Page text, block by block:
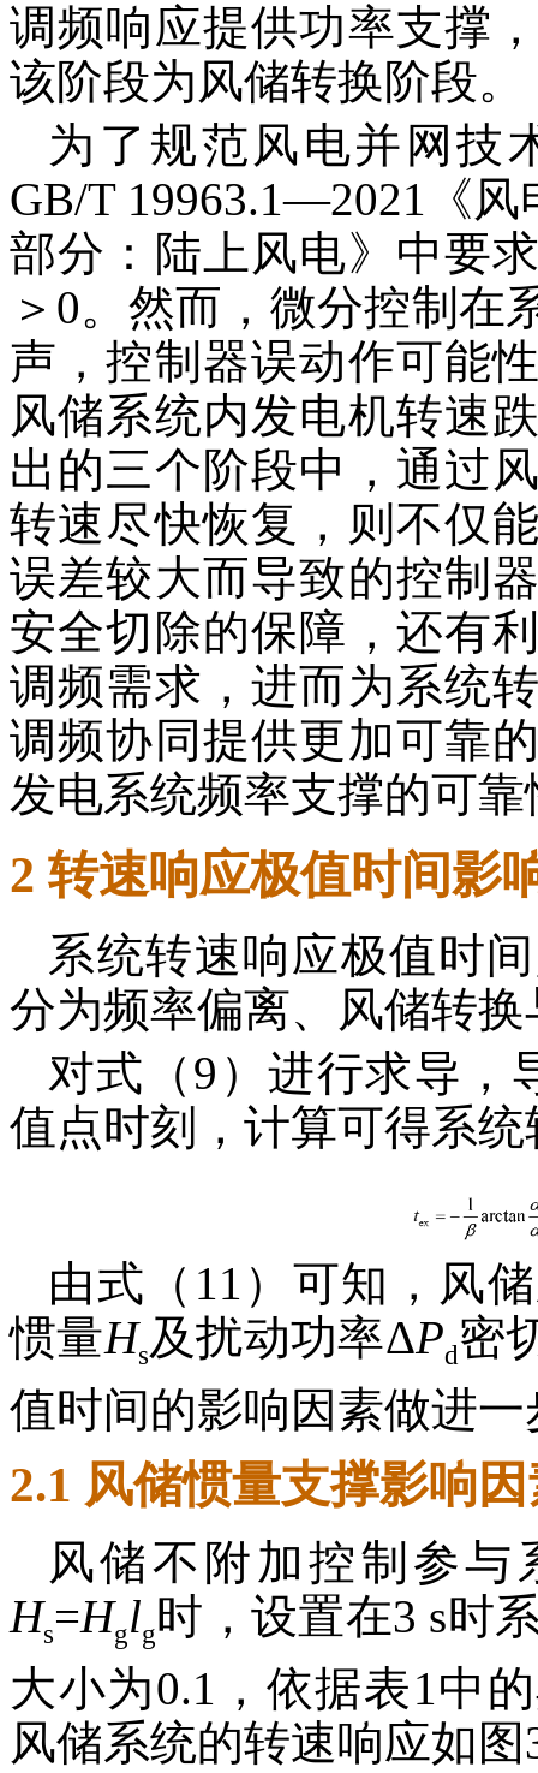
调频响应提供功率支撑
该阶段为风储转换阶段。
为了规范风电并网技
GB/T 19963.1—2021《
部分：陆上风电》中要
＞0。然而，微分控制在
声，控制器误动作可能
风储系统内发电机转速
出的三个阶段中，通过
转速尽快恢复，则不仅
误差较大而导致的控制
安全切除的保障，还有
调频需求，进而为系统
调频协同提供更加可靠
发电系统频率支撑的可靠
2 转速响应极值时间影
系统转速响应极值时
分为频率偏离、风储转
对式（9）进行求导，
值点时刻，计算可得系
由式（11）可知，风
惯量Hs及扰动功率ΔPd密
值时间的影响因素做进
2.1 风储惯量支撑影响
风储不附加控制参
Hs=Hglg时，设置在3 s时
大小为0.1，依据表1中
风储系统的转速响应如图